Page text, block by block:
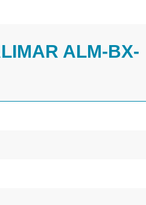
ALM-BX-